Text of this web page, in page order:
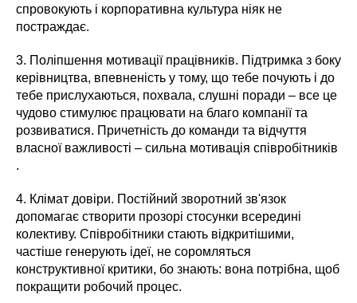
спровокують і корпоративна культура ніяк не
постраждає.
3. Поліпшення мотивації працівників. Підтримка з боку
керівництва, впевненість у тому, що тебе почують і до
тебе прислухаються, похвала, слушні поради – все це
чудово стимулює працювати на благо компанії та
розвиватися. Причетність до команди та відчуття
власної важливості – сильна мотивація співробітників
.
4. Клімат довіри. Постійний зворотний зв'язок
допомагає створити прозорі стосунки всередині
колективу. Співробітники стають відкритішими,
частіше генерують ідеї, не соромляться
конструктивної критики, бо знають: вона потрібна, щоб
покращити робочий процес.